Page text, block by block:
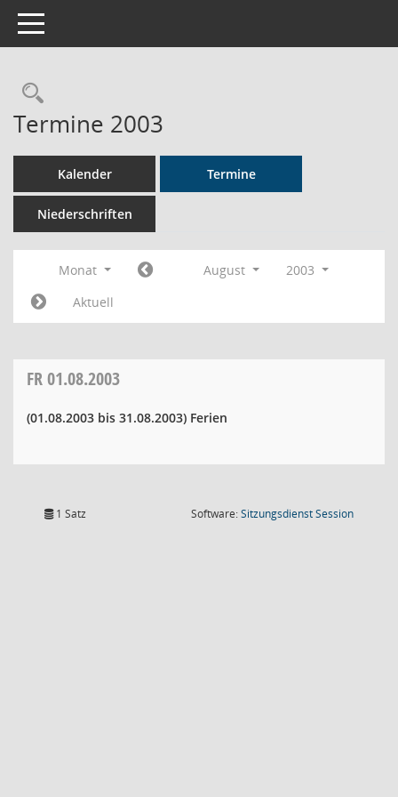
Toggle navigation
Rechercheauswahl
Termine 2003
Kalender Termine
Niederschriften
Monat August
2003
Aktuell
FR01.08.2003
(01.08.2003 bis 31.08.2003) Ferien
1 Satz Software:SitzungsdienstSession(Wird in